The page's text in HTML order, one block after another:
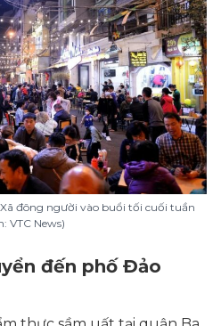
đông người vào buổi tối cuối tuần
VTC News)
đến phố Đảo